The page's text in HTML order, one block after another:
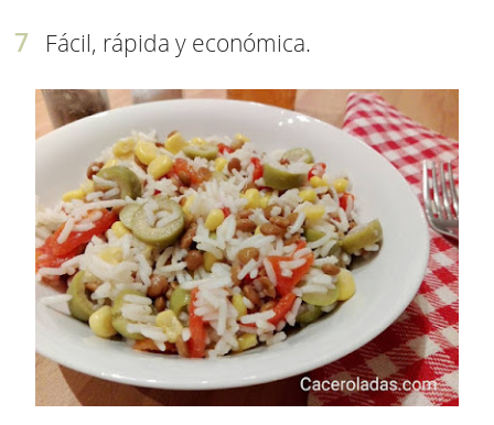
Fácil, rápida y económica.